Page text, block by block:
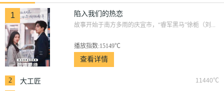
1 陷入我们的热恋
故事开始于南方多雨的庆宜市，“睿军黑马”徐栀（刘...
播放指数:15149℃
查看详情
2 11440℃
大工匠